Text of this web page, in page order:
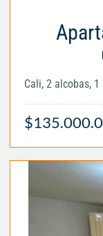
Cali, 2 alcobas,